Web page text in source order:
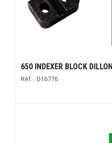
650 INDEXER BLOCK DILLON
Réf. : D16776